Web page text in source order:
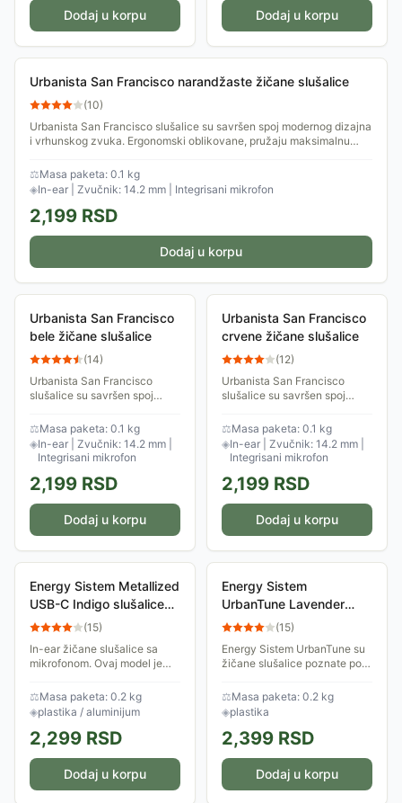
Dodaj u korpu Dodaj u korpu
Urbanista San Francisco narandžaste žičane slušalice
(10)
Urbanista San Francisco slušalice su savršen spoj modernog dizajna
i vrhunskog zvuka. Ergonomski oblikovane, pružaju maksimalnu
⚖Masa paketa: 0.1 kg
◈In-ear | Zvučnik: 14.2 mm | Integrisani mikrofon
2,199 RSD
Dodaj u korpu
Urbanista San Francisco
bele žičane slušalice
(14)
Urbanista San Francisco
slušalice su savršen spoj
zvuka. Ergonomski
oblikovane, pružaju
maksimalnu udobnost
tokom...
⚖Masa paketa: 0.1 kg
◈In-ear | Zvučnik: 14.2 mm |
Integrisani mikrofon
2,199 RSD
Dodaj u korpu
Urbanista San Francisco
crvene žičane slušalice
(12)
Urbanista San Francisco
slušalice su savršen spoj
zvuka. Ergonomski
oblikovane, pružaju
maksimalnu udobnost
tokom...
⚖Masa paketa: 0.1 kg
◈In-ear | Zvučnik: 14.2 mm |
Integrisani mikrofon
2,199 RSD
Dodaj u korpu
Energy Sistem Metallized
USB-C Indigo slušalice
sa mikrofonom M45879
(15)
In-ear žičane slušalice sa
mikrofonom. Ovaj model je
kvalitetnog zvuka. Slušalice
su izrađene od metala i
plastike, što...
⚖Masa paketa: 0.2 kg
◈plastika / aluminijum
2,299 RSD
Dodaj u korpu
Energy Sistem
UrbanTune Lavender
slušalice M45766
(15)
Energy Sistem UrbanTune su
žičane slušalice poznate po
zvuku, što ih čini idealnim za
svakodnevno slušanje
muzike. Dolaze...
⚖Masa paketa: 0.2 kg
◈plastika
2,399 RSD
Dodaj u korpu